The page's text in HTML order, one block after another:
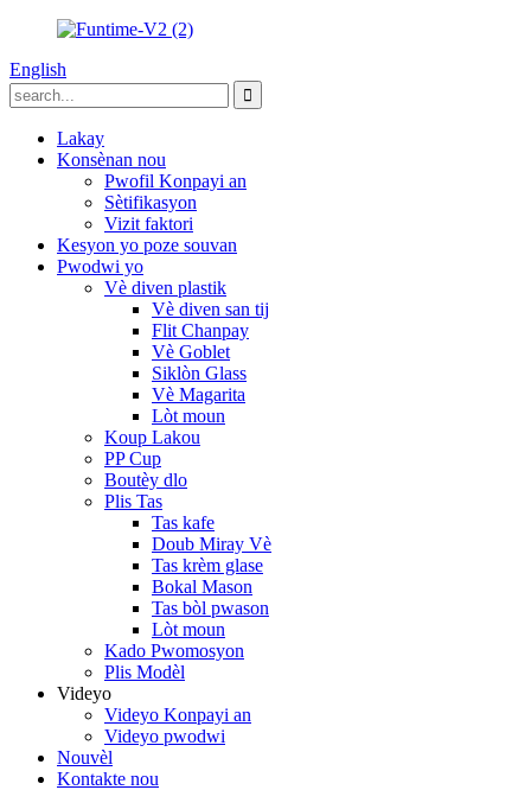
English
Lakay
Konsènan nou
Pwofil Konpayi an
Sètifikasyon
Vizit faktori
Kesyon yo poze souvan
Pwodwi yo
Vè diven plastik
Vè diven san tij
Flit Chanpay
Vè Goblet
Siklòn Glass
Vè Magarita
Lòt moun
Koup Lakou
PP Cup
Boutèy dlo
Plis Tas
Tas kafe
Doub Miray Vè
Tas krèm glase
Bokal Mason
Tas bòl pwason
Lòt moun
Kado Pwomosyon
Plis Modèl
Videyo
Videyo Konpayi an
Videyo pwodwi
Nouvèl
Kontakte nou